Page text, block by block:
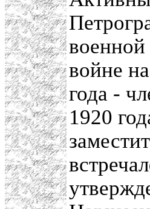
войне
года -
1920